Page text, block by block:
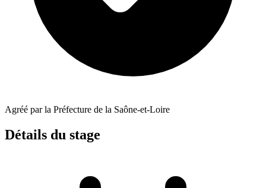
Agréé par la Préfecture de la Saône-et-Loire
Détails du stage